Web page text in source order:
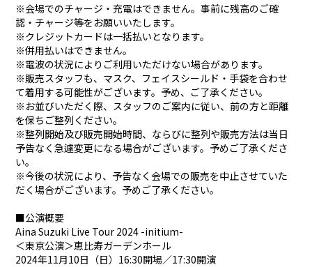
※会場でのチャージ・充電はできません。事前に残高のご確
認・チャージ等をお願いいたします。
※クレジットカードは一括払いとなります。
※併用払いはできません。
※電波の状況によりご利用いただけない場合があります。
※販売スタッフも、マスク、フェイスシールド・手袋を合わせ
て着用する可能性がございます。予め、ご了承ください。
※お並びいただく際、スタッフのご案内に従い、前の方と距離
を保ちご整列ください。
※整列開始及び販売開始時間、ならびに整列や販売方法は当日
予告なく急遽変更になる場合がございます。予めご了承くださ
い。
※今後の状況により、予告なく会場での販売を中止させていた
だく場合がございます。予めご了承ください。
■公演概要
Aina Suzuki Live Tour 2024 -initium-
＜東京公演＞恵比寿ガーデンホール
2024年11月10日（日）16:30開場／17:30開演